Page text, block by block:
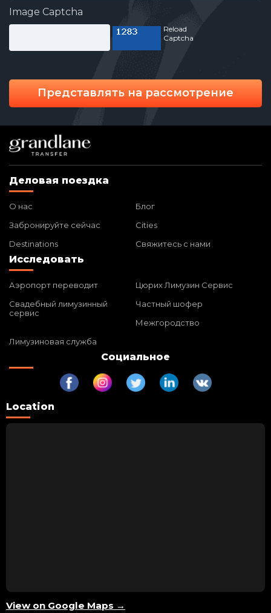
Image Captcha
Reload
Captcha
Представлять на рассмотрение
Деловая поездка
О нас
Блог
Забронируйте сейчас
Cities
Destinations
Свяжитесь с нами
Исследовать
Аэропорт переводит
Цюрих Лимузин Сервис
Свадебный лимузинный
сервис
Частный шофер
Межгородство
Лимузиновая служба
Социальное
Location
View on Google Maps →